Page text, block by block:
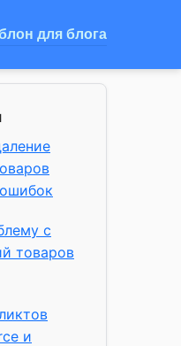
для блога
с
товаров
и